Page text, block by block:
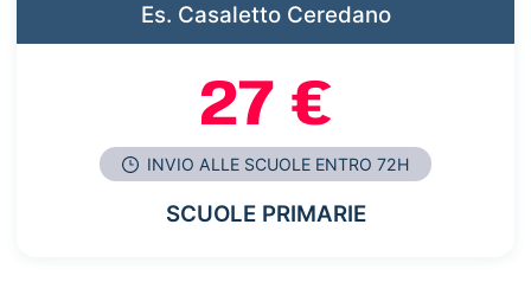
Es. Casaletto Ceredano
27 €
INVIO ALLE SCUOLE ENTRO 72H
SCUOLE PRIMARIE